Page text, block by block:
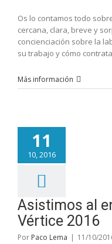
Os lo contamos todo
cercana, clara, breve y
concienciación sobre la
su trabajo y cómo
Más información
11
10, 2016
Asistimos al
Vértice 2016
Por Paco Lema | 11/10/